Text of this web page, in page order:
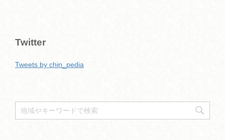
Twitter
Tweets by chin_pedia